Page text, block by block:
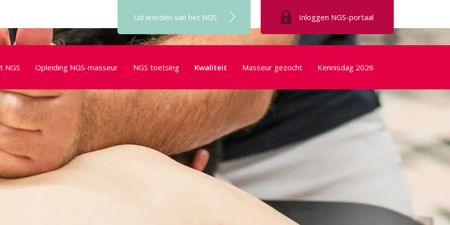
Lid worden van het NGS Inloggen NGS-portaal
NGS Opleiding NGS-masseur NGS toetsing Kwaliteit Masseur gezocht Kennisdag 2026